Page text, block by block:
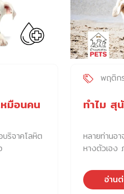
มือนคน
บริจาคโลหิต
พฤติก
ทำไม สุ
หลายท่านอ
หางตัวเอง
อ่าน